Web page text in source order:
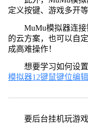
定义按键、游戏多开
MuMu模拟器连
的云方案，也可以自
成高难操作！
想要学习如何设
模拟器12键鼠键位编
要后台挂机玩游